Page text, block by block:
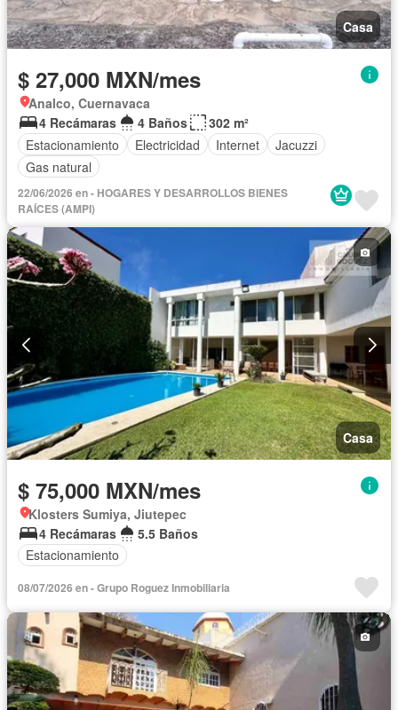
Casa
$ 27,000 MXN/mes
Analco, Cuernavaca
4 Recámaras
4 Baños
302 m²
Estacionamiento
Electricidad Internet
Jacuzzi
Gas natural
22/06/2026 en - HOGARES Y DESARROLLOS BIENES
RAÍCES (AMPI)
Casa
$ 75,000 MXN/mes
Klosters Sumiya, Jiutepec
4 Recámaras
5.5 Baños
Estacionamiento
08/07/2026 en - Grupo Roguez Inmobiliaria